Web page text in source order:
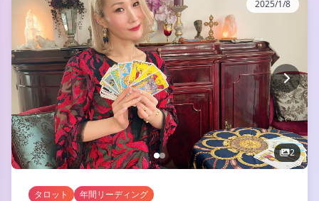
2
2025/1/8
タロット 年間リーディング